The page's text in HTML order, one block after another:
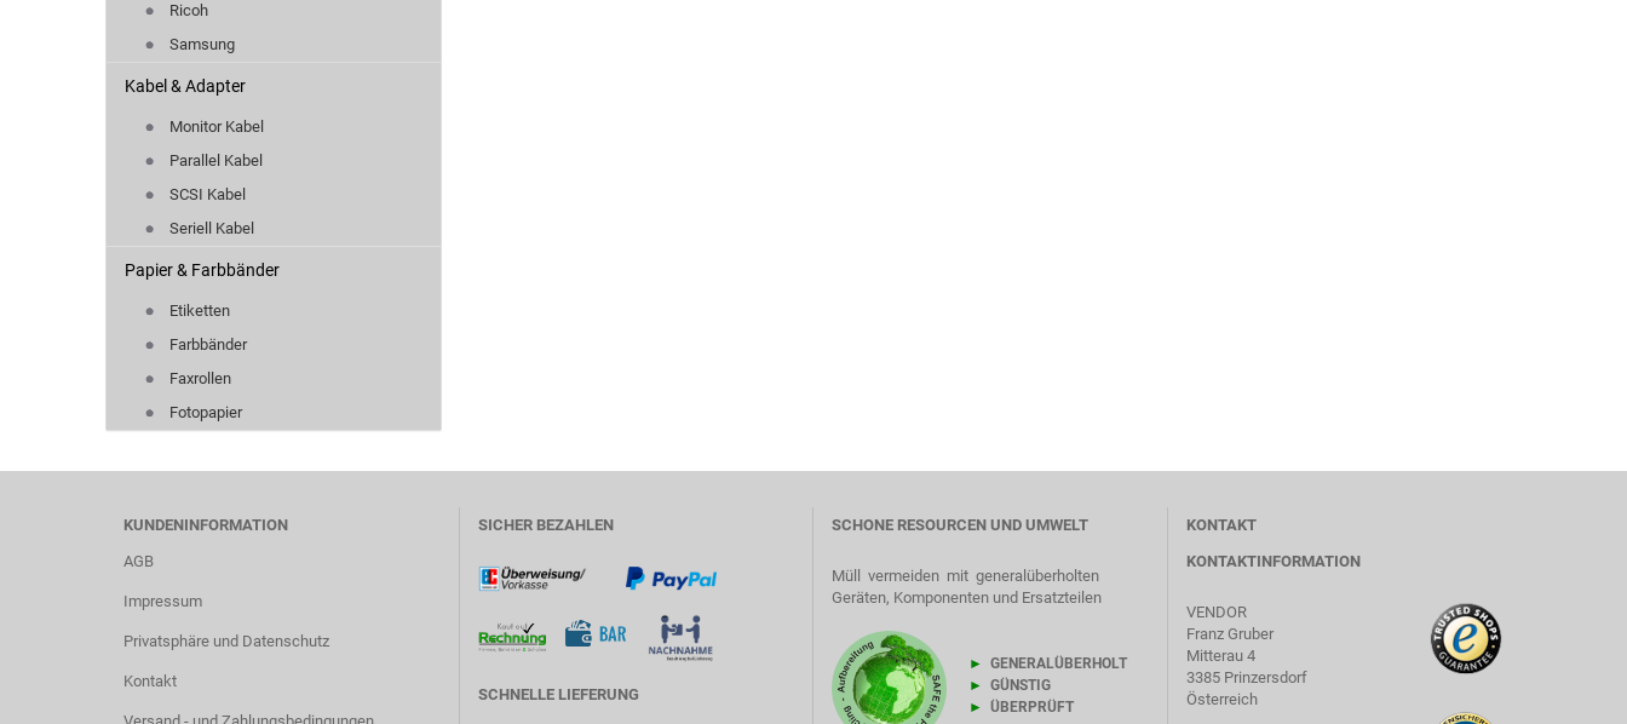
Ricoh
Samsung
Kabel & Adapter
Monitor Kabel
Parallel Kabel
SCSI Kabel
Seriell Kabel
Papier & Farbbänder
Etiketten
Farbbänder
Faxrollen
Fotopapier
KUNDENINFORMATION
AGB
Impressum
Privatsphäre und Datenschutz
Kontakt
SICHER BEZAHLEN
SCHNELLE LIEFERUNG
SCHONE RESOURCEN UND UMWELT
Müll vermeiden mit generalüberholten
Geräten, Komponenten und Ersatzteilen
► GENERALÜBERHOLT
► GÜNSTIG
► ÜBERPRÜFT
KONTAKT
KONTAKTINFORMATION
VENDOR
Franz Gruber
Mitterau 4
3385 Prinzersdorf
Österreich